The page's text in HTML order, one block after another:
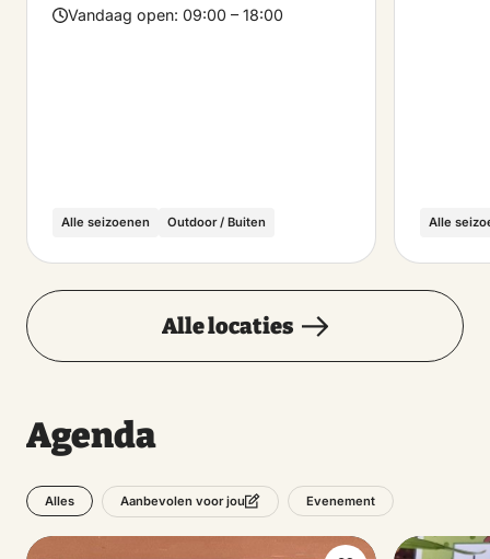
Vandaag open: 09:00 – 18:00
Alle seizoenen Outdoor / Buiten Alle
Alle locaties
Agenda
Alles Aanbevolen voor jou Evenement